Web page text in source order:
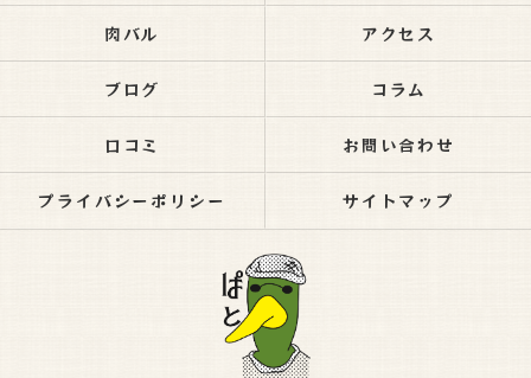
肉バル アクセス
ブログ コラム
口コミ お問い合わせ
プライバシーポリシー サイトマップ